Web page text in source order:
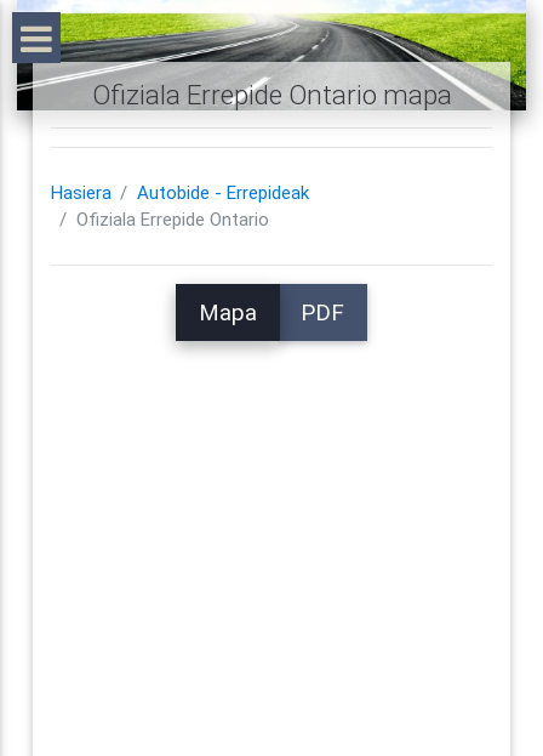
Ofiziala Errepide Ontario mapa
Hasiera
Autobide - Errepideak
Ofiziala Errepide Ontario
Mapa PDF